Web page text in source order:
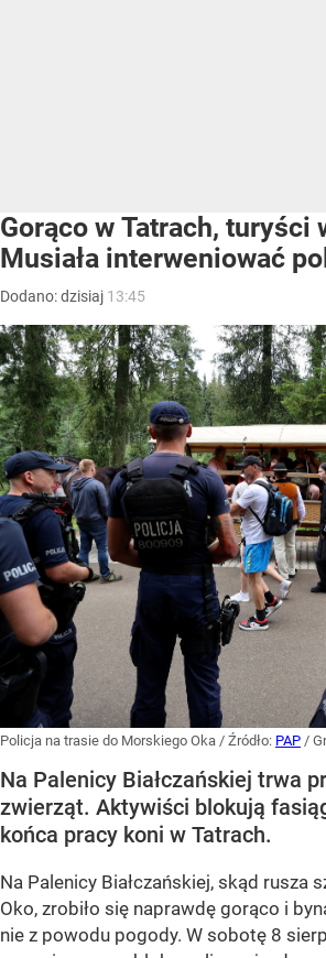
Gorąco w Tatrach, turyści
Musiała interweniować
Dodano:dzisiaj 13:45
Policja na trasie do Morskiego Oka / Źródło: PAP /
Na Palenicy Białczańskiej trwa
zwierząt. Aktywiści blokują
końca pracy koni w Tatrach.
Na Palenicy Białczańskiej, skąd rusza
Oko, zrobiło się naprawdę gorąco i
nie z powodu pogody. W sobotę 8